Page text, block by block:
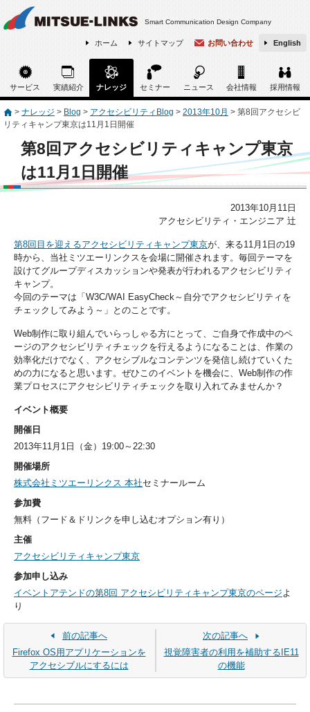
Smart Communication Design Company
ホーム サイトマップ お問い合わせ English
サービス 実績紹介 ナレッジ セミナー ニュース 会社情報 採用情報
> ナレッジ > Blog > アクセシビリティBlog > 2013年10月 > 第8回アクセシビ
リティキャンプ東京は11月1日開催
第8回アクセシビリティキャンプ東京
は11月1日開催
2013年10月11日
アクセシビリティ・エンジニア 辻
第8回目を迎えるアクセシビリティキャンプ東京が、来る11月1日の19
時から、当社ミツエーリンクスを会場に開催されます。毎回テーマを
設けてグループディスカッションや発表が行われるアクセシビリティ
キャンプ。
今回のテーマは「W3C/WAI EasyCheck～自分でアクセシビリティを
チェックしてみよう～」とのことです。
Web制作に取り組んでいらっしゃる方にとって、ご自身で作成中のペ
ージのアクセシビリティチェックを行えるようになることは、作業の
効率化だけでなく、アクセシブルなコンテンツを発信し続けていくた
めの力になると思います。ぜひこのイベントを機会に、Web制作の作
業プロセスにアクセシビリティチェックを取り入れてみませんか？
イベント概要
開催日
2013年11月1日（金）19:00～22:30
開催場所
株式会社ミツエーリンクス 本社セミナールーム
参加費
無料（フード＆ドリンクを申し込むオプション有り）
主催
アクセシビリティキャンプ東京
参加申し込み
イベントアテンドの第8回 アクセシビリティキャンプ東京のページよ
り
前の記事へ
Firefox OS用アプリケーションを
アクセシブルにするには
次の記事へ
視覚障害者の利用を補助するIE11
の機能